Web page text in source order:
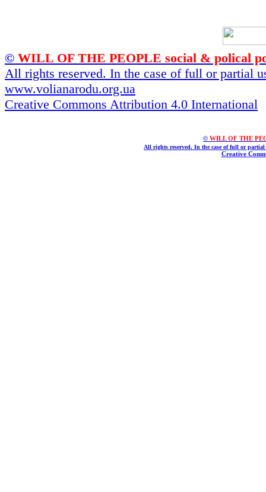
© WILL OF THE PEOPLE social & polical
All rights reserved. In the case of full or partial
www.volianarodu.org.ua
Creative Commons Attribution 4.0 International
© WILL OF THE
All rights reserved. In the case of full or
Creative